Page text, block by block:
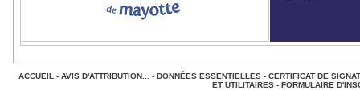
ACCUEIL - AVIS D'ATTRIBUTION... - DONNÉES ESSENTIELLES- CERTIFICAT DE
ET UTILITAIRES - FORMULAIRE